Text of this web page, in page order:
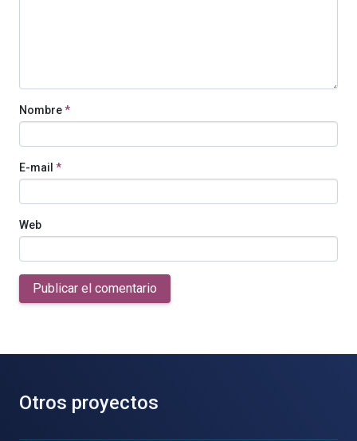
Nombre*
E-mail *
Web
Publicar el comentario
Otros proyectos